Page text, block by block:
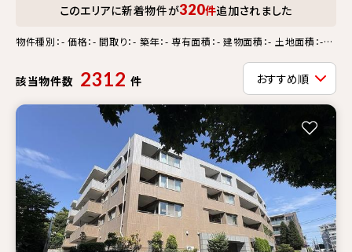
このエリアに新着物件が320件追加されました
物件種別：- 価格：- 間取り：- 築年：- 専有面積：- 建物面積：- 土地面積：-
該当物件数 2312 件